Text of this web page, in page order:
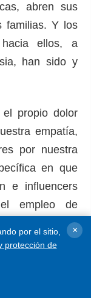
abren sus
familias. Y los
ellos, a
han sido y
propio dolor
empatía,
por nuestra
en que
e influencers
empleo de
imperiosa
sino
o
que agitar la
por el sitio,
protección de
×